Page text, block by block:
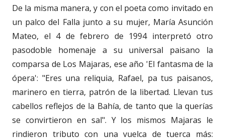
De la misma manera, y con el poeta como invitado en
un palco del Falla junto a su mujer, María Asunción
Mateo, el 4 de febrero de 1994 interpretó otro
pasodoble homenaje a su universal paisano la
comparsa de Los Majaras, ese año 'El fantasma de la
ópera': "Eres una reliquia, Rafael, pa tus paisanos,
marinero en tierra, patrón de la libertad. Llevan tus
cabellos reflejos de la Bahía, de tanto que la querías
se convirtieron en sal". Y los mismos Majaras le
rindieron tributo con una vuelca de tuerca más: